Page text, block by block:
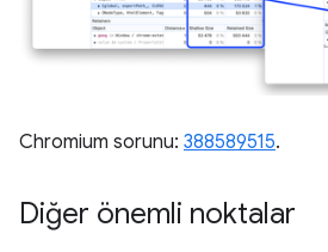
Chromium sorunu: 388589515.
Diğer önemli noktalar